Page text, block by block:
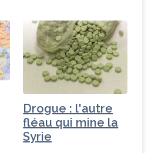
Drogue : l'autre
fléau qui mine la
Syrie